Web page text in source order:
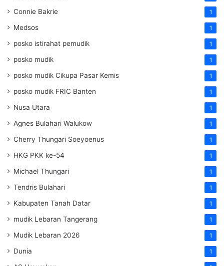
Connie Bakrie 1
Medsos 1
posko istirahat pemudik 1
posko mudik 1
posko mudik Cikupa Pasar Kemis 1
posko mudik FRIC Banten 1
Nusa Utara 1
Agnes Bulahari Walukow 1
Cherry Thungari Soeyoenus 1
HKG PKK ke-54 1
Michael Thungari 1
Tendris Bulahari 1
Kabupaten Tanah Datar 1
mudik Lebaran Tangerang 1
Mudik Lebaran 2026 1
Dunia 1